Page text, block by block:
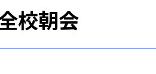
校朝会